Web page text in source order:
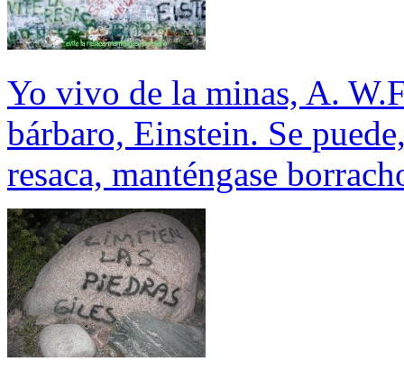
Yo vivo de la minas, A.
bárbaro, Einstein. Se
resaca, manténgase